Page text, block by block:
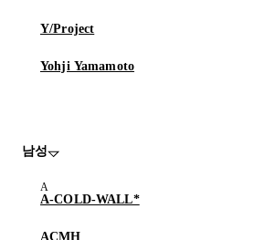
Y/Project
Yohji Yamamoto
남성
A-COLD-WALL*
ACMH